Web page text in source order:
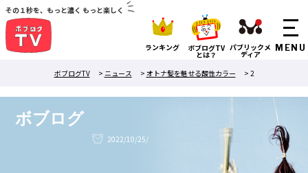
その１秒を、もっと濃く もっと楽しく
ランキング ボブログTV
とは？
パブリックメ
ディア
ボブログTV
> ニュース > オトナ髪を魅せる酸性カラー > 2
ボブログ
2022/10/25/